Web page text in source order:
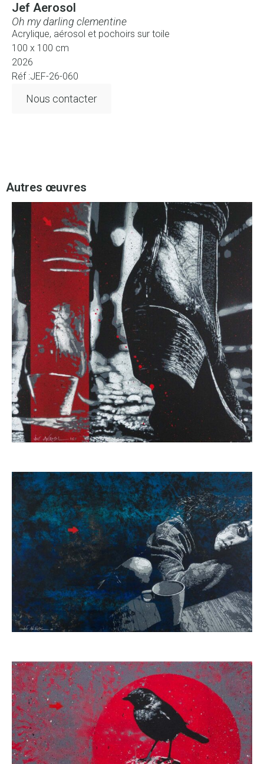
Jef Aerosol
Oh my darling clementine
Acrylique, aérosol et pochoirs sur toile
100 x 100 cm
2026
Réf :JEF-26-060
Nous contacter
Autres œuvres